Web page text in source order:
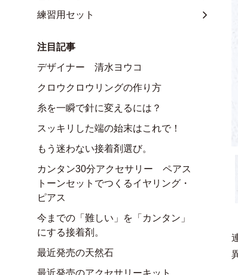
練習用セット
注目記事
デザイナー 清水ヨウコ
クロウクロウリングの作り方
糸を一瞬で針に変えるには？
スッキリした端の始末はこれで！
もう迷わない接着剤選び。
カンタン30分アクセサリー ペアス
トーンセットでつくるイヤリング・
ピアス
今までの「難しい」を「カンタン」
にする接着剤。
最近発売の天然石
最近発売のアクセサリーキット